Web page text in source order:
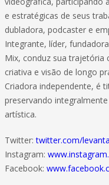
e estratégicas de seus
dubladora, podcaster e
Integrante, líder,
Mix, conduz sua trajetória
criativa e visão de longo
Criadora independente, é
preservando
artística.
Twitter:twitter.com/
Instagram:
Facebook: